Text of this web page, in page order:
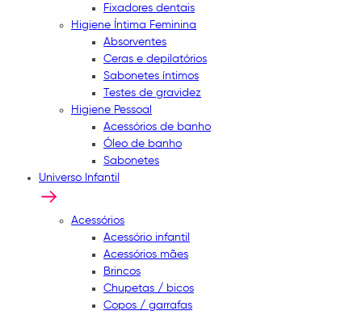
Fixadores dentais
Higiene Íntima Feminina
Absorventes
Ceras e depilatórios
Sabonetes íntimos
Testes de gravidez
Higiene Pessoal
Acessórios de banho
Óleo de banho
Sabonetes
Universo Infantil
Acessórios
Acessório infantil
Acessórios mães
Brincos
Chupetas / bicos
Copos / garrafas